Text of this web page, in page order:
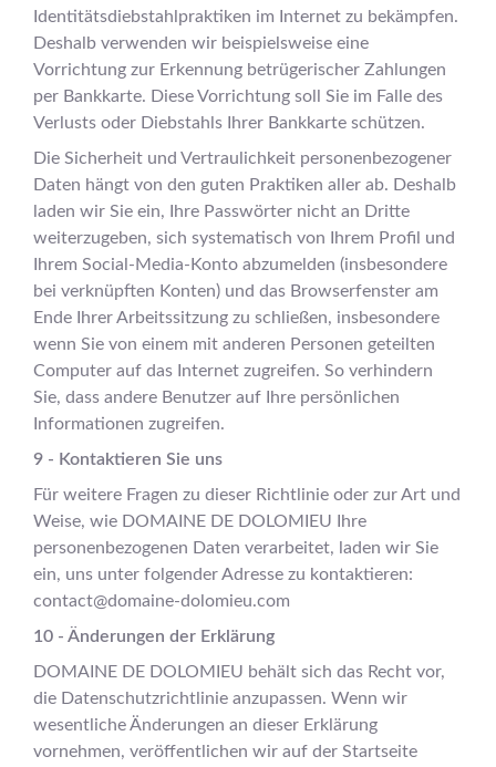
Identitätsdiebstahlpraktiken im Internet zu bekämpfen.
Deshalb verwenden wir beispielsweise eine
Vorrichtung zur Erkennung betrügerischer Zahlungen
per Bankkarte. Diese Vorrichtung soll Sie im Falle des
Verlusts oder Diebstahls Ihrer Bankkarte schützen.
Die Sicherheit und Vertraulichkeit personenbezogener
Daten hängt von den guten Praktiken aller ab. Deshalb
laden wir Sie ein, Ihre Passwörter nicht an Dritte
weiterzugeben, sich systematisch von Ihrem Profil und
Ihrem Social-Media-Konto abzumelden (insbesondere
bei verknüpften Konten) und das Browserfenster am
Ende Ihrer Arbeitssitzung zu schließen, insbesondere
wenn Sie von einem mit anderen Personen geteilten
Computer auf das Internet zugreifen. So verhindern
Sie, dass andere Benutzer auf Ihre persönlichen
Informationen zugreifen.
9 - Kontaktieren Sie uns
Für weitere Fragen zu dieser Richtlinie oder zur Art und
Weise, wie DOMAINE DE DOLOMIEU Ihre
personenbezogenen Daten verarbeitet, laden wir Sie
ein, uns unter folgender Adresse zu kontaktieren:
contact@domaine-dolomieu.com
10 - Änderungen der Erklärung
DOMAINE DE DOLOMIEU behält sich das Recht vor,
die Datenschutzrichtlinie anzupassen. Wenn wir
wesentliche Änderungen an dieser Erklärung
vornehmen, veröffentlichen wir auf der Startseite